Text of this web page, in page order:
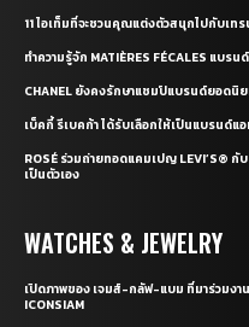
11 ไอเท็มที่จะชวนคุณแต่งตัวสนุกไปกับเทร
ทำความรู้จัก MATIÈRES FÉCALES แบร
CHANEL ยังคงรักษาแชมป์แบรนด์ยอดนิ
เบ็คกี้ รีเบคก้า ได้รับเลือกให้เป็นแบรนด์แ
ROSÉ ร่วมถ่ายทอดแคมเปญ LEVI’S® กั
เป็นตัวเอง
WATCHES & JEWELRY
เปิดภาพของ เจมส์-กลัฟ-แบม ที่มาร่วมงา
ICONSIAM